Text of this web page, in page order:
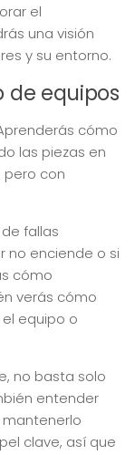
el
una visión
y su entorno.
equipos
cómo
las piezas en
pero con
fallas
no enciende o si
cómo
verás cómo
equipo o
no basta solo
entender
clave, así que